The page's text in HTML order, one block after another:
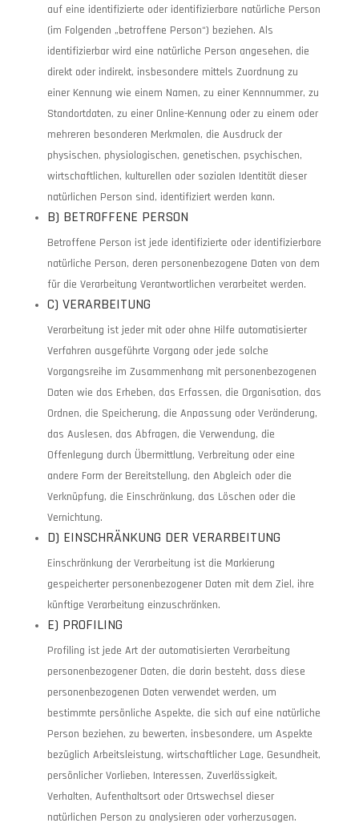
auf eine identifizierte oder identifizierbare natürliche Person
(im Folgenden „betroffene Person“) beziehen. Als
identifizierbar wird eine natürliche Person angesehen, die
direkt oder indirekt, insbesondere mittels Zuordnung zu
einer Kennung wie einem Namen, zu einer Kennnummer, zu
Standortdaten, zu einer Online-Kennung oder zu einem oder
mehreren besonderen Merkmalen, die Ausdruck der
physischen, physiologischen, genetischen, psychischen,
wirtschaftlichen, kulturellen oder sozialen Identität dieser
natürlichen Person sind, identifiziert werden kann.
B) BETROFFENE PERSON
Betroffene Person ist jede identifizierte oder identifizierbare
natürliche Person, deren personenbezogene Daten von dem
für die Verarbeitung Verantwortlichen verarbeitet werden.
C) VERARBEITUNG
Verarbeitung ist jeder mit oder ohne Hilfe automatisierter
Verfahren ausgeführte Vorgang oder jede solche
Vorgangsreihe im Zusammenhang mit personenbezogenen
Daten wie das Erheben, das Erfassen, die Organisation, das
Ordnen, die Speicherung, die Anpassung oder Veränderung,
das Auslesen, das Abfragen, die Verwendung, die
Offenlegung durch Übermittlung, Verbreitung oder eine
andere Form der Bereitstellung, den Abgleich oder die
Verknüpfung, die Einschränkung, das Löschen oder die
Vernichtung.
D) EINSCHRÄNKUNG DER VERARBEITUNG
Einschränkung der Verarbeitung ist die Markierung
gespeicherter personenbezogener Daten mit dem Ziel, ihre
künftige Verarbeitung einzuschränken.
E) PROFILING
Profiling ist jede Art der automatisierten Verarbeitung
personenbezogener Daten, die darin besteht, dass diese
personenbezogenen Daten verwendet werden, um
bestimmte persönliche Aspekte, die sich auf eine natürliche
Person beziehen, zu bewerten, insbesondere, um Aspekte
bezüglich Arbeitsleistung, wirtschaftlicher Lage, Gesundheit,
persönlicher Vorlieben, Interessen, Zuverlässigkeit,
Verhalten, Aufenthaltsort oder Ortswechsel dieser
natürlichen Person zu analysieren oder vorherzusagen.